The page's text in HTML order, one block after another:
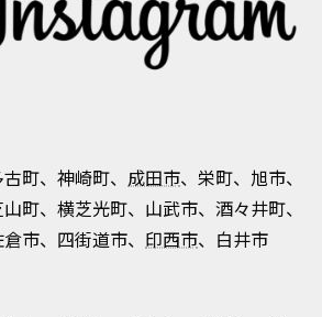
町、神崎町、 成田市、栄町、旭市、
町、横芝光町、山武市、酒々井町、
市、四街道市、 印西市、白井市